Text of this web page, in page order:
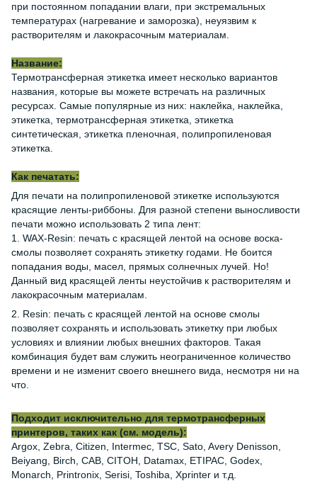
при постоянном попадании влаги, при экстремальных
температурах (нагревание и заморозка), неуязвим к
растворителям и лакокрасочным материалам.
Название:
Термотрансферная этикетка имеет несколько вариантов
названия, которые вы можете встречать на различных
ресурсах. Самые популярные из них: наклейка, наклейка,
этикетка, термотрансферная этикетка, этикетка
синтетическая, этикетка пленочная, полипропиленовая
этикетка.
Как печатать:
Для печати на полипропиленовой этикетке используются
красящие ленты-риббоны. Для разной степени выносливости
печати можно использовать 2 типа лент:
1. WAX-Resin: печать с красящей лентой на основе воска-
смолы позволяет сохранять этикетку годами. Не боится
попадания воды, масел, прямых солнечных лучей. Но!
Данный вид красящей ленты неустойчив к растворителям и
лакокрасочным материалам.
2. Resin: печать с красящей лентой на основе смолы
позволяет сохранять и использовать этикетку при любых
условиях и влиянии любых внешних факторов. Такая
комбинация будет вам служить неограниченное количество
времени и не изменит своего внешнего вида, несмотря ни на
что.
Подходит исключительно для термотрансферных
принтеров, таких как (см. модель):
Argox, Zebra, Citizen, Intermec, TSC, Sato, Avery Denisson,
Beiyang, Birch, CAB, CITOH, Datamax, ETIPAC, Godex,
Monarch, Printronix, Serisi, Toshiba, Xprinter и т.д.